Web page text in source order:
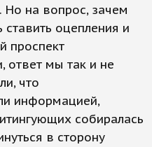
Но на вопрос, зачем
оцепления и
проспект
ответ мы так и не
что
информацией,
собиралась
в сторону